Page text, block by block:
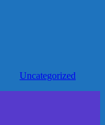
Uncategorized